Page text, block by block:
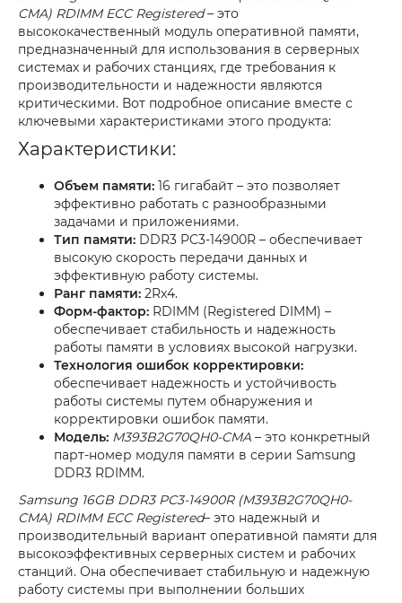
CMA) RDIMM ECC Registered– это
высококачественный модуль оперативной памяти,
предназначенный для использования в серверных
системах и рабочих станциях, где требования к
производительности и надежности являются
критическими. Вот подробное описание вместе с
ключевыми характеристиками этого продукта:
Характеристики:
Объем памяти: 16 гигабайт – это позволяет
эффективно работать с разнообразными
задачами и приложениями.
Тип памяти: DDR3 PC3-14900R – обеспечивает
высокую скорость передачи данных и
эффективную работу системы.
Ранг памяти: 2Rx4.
Форм-фактор: RDIMM (Registered DIMM) –
обеспечивает стабильность и надежность
работы памяти в условиях высокой нагрузки.
Технология ошибок корректировки:
обеспечивает надежность и устойчивость
работы системы путем обнаружения и
корректировки ошибок памяти.
Модель: M393B2G70QH0-CMA – это конкретный
парт-номер модуля памяти в серии Samsung
DDR3 RDIMM.
Samsung 16GB DDR3 PC3-14900R (M393B2G70QH0-
CMA) RDIMM ECC Registered– это надежный и
производительный вариант оперативной памяти для
высокоэффективных серверных систем и рабочих
станций. Она обеспечивает стабильную и надежную
работу системы при выполнении больших